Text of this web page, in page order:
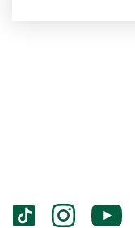
Services
Social-
vigozone.de
vigozone.de